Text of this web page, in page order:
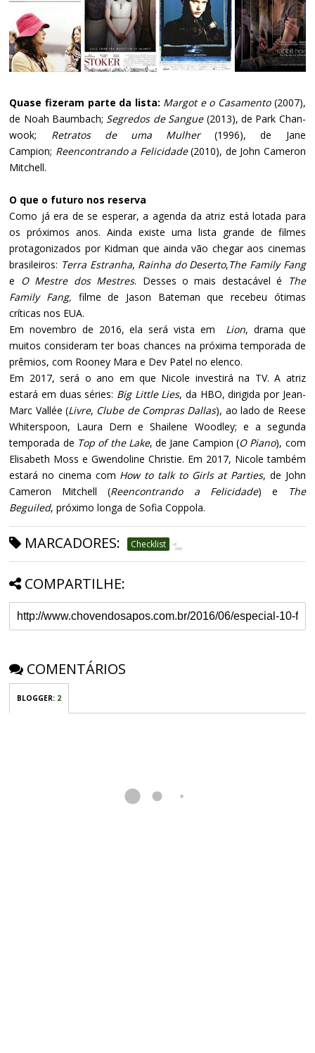
Quase fizeram parte da lista: Margot e o Casamento (2007),
de Noah Baumbach; Segredos de Sangue (2013), de Park Chan-
wook; Retratos de uma Mulher(1996), de Jane
Campion; Reencontrando a Felicidade(2010), de John Cameron
Mitchell.
O que o futuro nos reserva
Como já era de se esperar, a agenda da atriz está lotada para
os próximos anos. Ainda existe uma lista grande de filmes
protagonizados por Kidman que ainda vão chegar aos cinemas
brasileiros: Terra Estranha, Rainha do Deserto,The Family Fang
e O Mestre dos Mestres. Desses o mais destacável é
The
Family Fang, filme de Jason Bateman que recebeu ótimas
críticas nos EUA.
Em novembro de 2016, ela será vista em Lion, drama que
muitos consideram ter boas chances na próxima temporada de
prêmios, com Rooney Mara e Dev Patel no elenco.
Em 2017, será o ano em que Nicole investirá na TV. A atriz
estará em duas séries: Big Little Lies, da HBO, dirigida por Jean-
Marc Vallée (Livre, Clube de Compras Dallas), ao lado de Reese
Whiterspoon, Laura Dern e Shailene Woodley; e a segunda
temporada de Top of the Lake, de Jane Campion (O Piano), com
Elisabeth Moss e Gwendoline Christie. Em 2017, Nicole também
estará no cinema com How to talk to Girls at Parties, de John
Cameron Mitchell (Reencontrando a Felicidade) e
The
Beguiled, próximo longa de Sofia Coppola.
MARCADORES: Checklist
COMPARTILHE:
COMENTÁRIOS
BLOGGER: 2